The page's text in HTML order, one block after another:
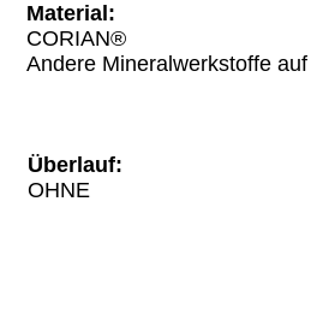
Material:
CORIAN®
Andere Mineralwerkstoffe
Überlauf:
OHNE